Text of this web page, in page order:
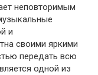
неповторимым
и
своими яркими
передать всю
одной из